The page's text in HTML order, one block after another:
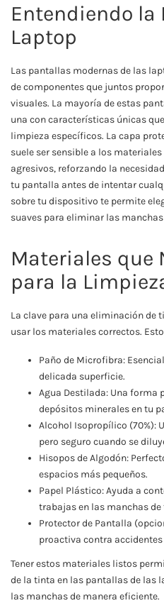
Entendiendo la
Laptop
Las pantallas modernas de las
de componentes que juntos
visuales. La mayoría de estas
una con características únicas
limpieza específicos. La capa
suele ser sensible a los
agresivos, reforzando la
tu pantalla antes de intentar
sobre tu dispositivo te permite
suaves para eliminar las
Materiales que
para la
La clave para una eliminación de
usar los materiales correctos.
Paño de Microfibra:
delicada superficie.
Agua Destilada: Una forma
depósitos minerales en tu
Alcohol Isopropílico (70%):
pero seguro cuando se
Hisopos de Algodón:
espacios más pequeños.
Papel Plástico: Ayuda a
trabajas en las manchas de
Protector de Pantalla
proactiva contra
Tener estos materiales listos
de la tinta en las pantallas de las
las manchas de manera eficiente.